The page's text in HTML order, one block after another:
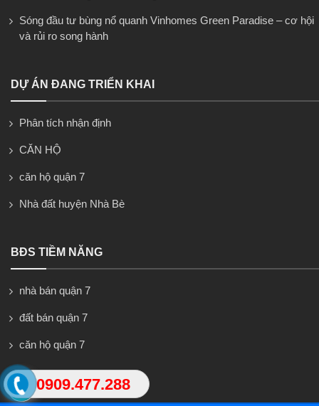
Sóng đầu tư bùng nổ quanh Vinhomes Green Paradise – cơ hội
và rủi ro song hành
DỰ ÁN ĐANG TRIỂN KHAI
Phân tích nhận định
CĂN HỘ
căn hộ quận 7
Nhà đất huyện Nhà Bè
BĐS TIỀM NĂNG
nhà bán quận 7
đất bán quận 7
căn hộ quận 7
0909.477.288